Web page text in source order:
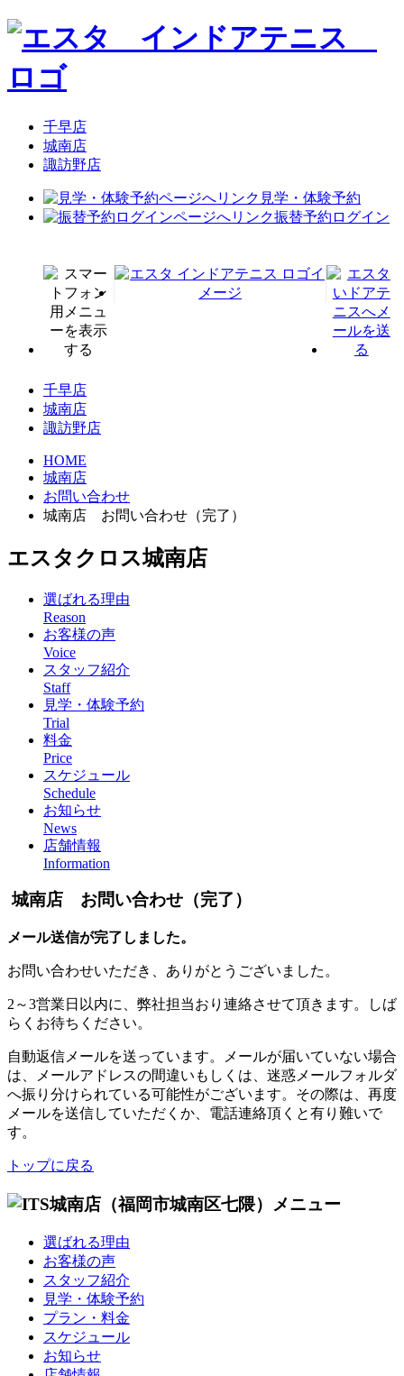
千早店
城南店
諏訪野店
見学・体験予約
振替予約ログイン
千早店
城南店
諏訪野店
HOME
城南店
お問い合わせ
城南店 お問い合わせ（完了）
エスタクロス城南店
選ばれる理由
Reason
お客様の声
Voice
スタッフ紹介
Staff
見学・体験予約
Trial
料金
Price
スケジュール
Schedule
お知らせ
News
店舗情報
Information
城南店 お問い合わせ（完了）
メール送信が完了しました。
お問い合わせいただき、ありがとうございました。
2～3営業日以内に、弊社担当おり連絡させて頂きます。しば
らくお待ちください。
自動返信メールを送っています。メールが届いていない場合
は、メールアドレスの間違いもしくは、迷惑メールフォルダ
へ振り分けられている可能性がございます。その際は、再度
メールを送信していただくか、電話連絡頂くと有り難いで
す。
トップに戻る
選ばれる理由
お客様の声
スタッフ紹介
見学・体験予約
プラン・料金
スケジュール
お知らせ